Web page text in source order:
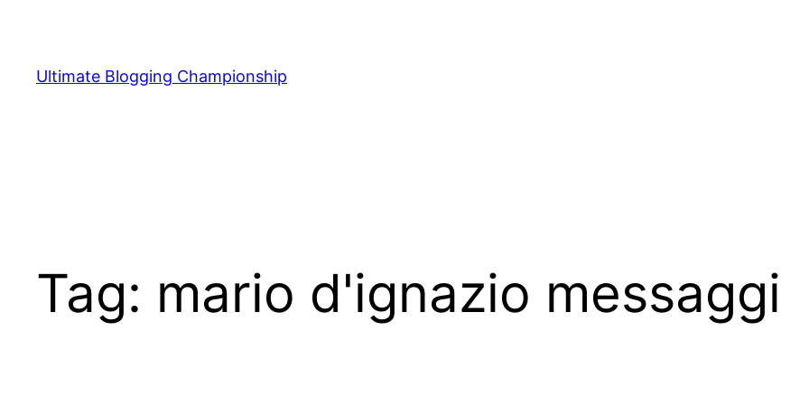
contenuto
Ultimate Blogging Championship
Tag: mario d'ignazio messaggi